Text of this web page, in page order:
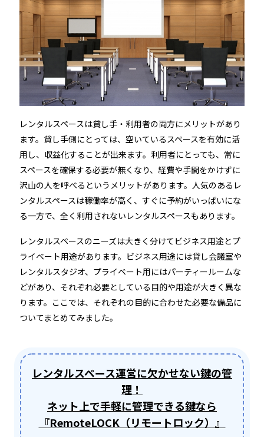
レンタルスペースは貸し手・利用者の両方にメリットがあり
ます。貸し手側にとっては、空いているスペースを有効に活
用し、収益化することが出来ます。利用者にとっても、常に
スペースを確保する必要が無くなり、経費や手間をかけずに
沢山の人を呼べるというメリットがあります。人気のあるレ
ンタルスペースは稼働率が高く、すぐに予約がいっぱいにな
る一方で、全く利用されないレンタルスペースもあります。
レンタルスペースのニーズは大きく分けてビジネス用途とプ
ライベート用途があります。ビジネス用途には貸し会議室や
レンタルスタジオ、プライベート用にはパーティールームな
どがあり、それぞれ必要としている目的や用途が大きく異な
ります。ここでは、それぞれの目的に合わせた必要な備品に
ついてまとめてみました。
レンタルスペース運営に欠かせない鍵の管
理！
ネット上で手軽に管理できる鍵なら
『RemoteLOCK（リモートロック）』
宿泊施設
RemoteLOCKを導入するメリット
活用事例
お客さまの声
宿泊施設での運用におすすめの記事３選
ホテルや宿泊施設に導入するスマートロックの選び方
とポイントを解説
Apple ウォレットを使った宿泊施設のキーレス化と
は？
ホーム